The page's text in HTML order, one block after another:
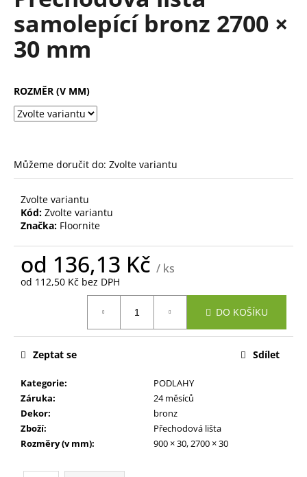
z
5
hvězdiček.
samolepící bronz 2700 ×
30 mm
ROZMĚR (V MM)
Můžeme doručit do: Zvolte variantu
Zvolte variantu
Kód: Zvolte variantu
Značka: Floornite
od 136,13 Kč / ks
od 112,50 Kč bez DPH
DO KOŠÍKU
Kategorie:
PODLAHY
Záruka:
24 měsíců
Dekor:
bronz
Zboží:
Přechodová lišta
Rozměry (v mm): 900 × 30, 2700 × 30
Zeptat se Sdílet
a
j
í
?
HLEDAT
D
o
p
o
j
e
e